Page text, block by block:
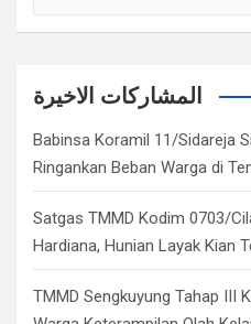
a
c
المشاركات الاخيرة
Babinsa Koramil 11/Sidareja
Ringankan Beban Warga di
Satgas TMMD Kodim 0703/
Hardiana, Hunian Layak Kian
TMMD Sengkuyung Tahap III